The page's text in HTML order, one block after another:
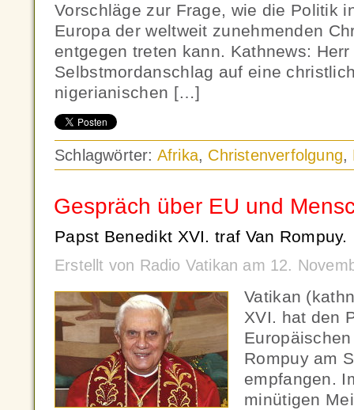
Vorschläge zur Frage, wie die Politik
Europa der weltweit zunehmenden
entgegen treten kann. Kathnews:
Selbstmordanschlag auf eine
nigerianischen […]
Schlagwörter: Afrika, Christenverfolgung,
Gespräch über EU und
Papst Benedikt XVI. traf Van Rompuy.
Erstellt von Radio Vatikan am 12.
Vatikan
XVI. hat den
Rompuy am
empfangen.
minütigen